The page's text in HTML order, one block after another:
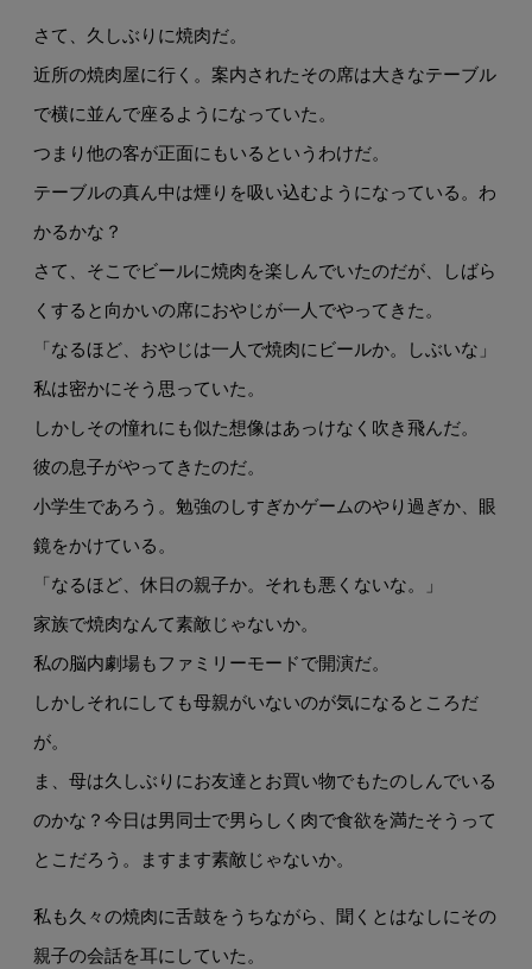
さて、久しぶりに焼肉だ。
近所の焼肉屋に行く。案内されたその席は大きなテーブル
で横に並んで座るようになっていた。
つまり他の客が正面にもいるというわけだ。
テーブルの真ん中は煙りを吸い込むようになっている。わ
かるかな？
さて、そこでビールに焼肉を楽しんでいたのだが、しばら
くすると向かいの席におやじが一人でやってきた。
「なるほど、おやじは一人で焼肉にビールか。しぶいな」
私は密かにそう思っていた。
しかしその憧れにも似た想像はあっけなく吹き飛んだ。
彼の息子がやってきたのだ。
小学生であろう。勉強のしすぎかゲームのやり過ぎか、眼
鏡をかけている。
「なるほど、休日の親子か。それも悪くないな。」
家族で焼肉なんて素敵じゃないか。
私の脳内劇場もファミリーモードで開演だ。
しかしそれにしても母親がいないのが気になるところだ
が。
ま、母は久しぶりにお友達とお買い物でもたのしんでいる
のかな？今日は男同士で男らしく肉で食欲を満たそうって
とこだろう。ますます素敵じゃないか。
私も久々の焼肉に舌鼓をうちながら、聞くとはなしにその
親子の会話を耳にしていた。